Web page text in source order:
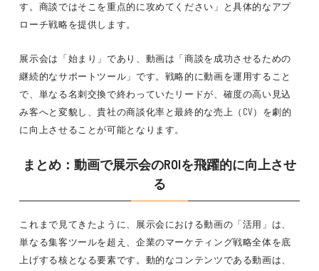
す。商談ではそこを重点的に攻めてください」と具体的なアプ
ローチ戦略を提供します。
展示会は「始まり」であり、動画は「商談を成功させるための
継続的なサポートツール」です。戦略的に動画を運用すること
で、単なる名刺交換で終わっていたリードが、確度の高い見込
み客へと変貌し、貴社の商談化率と最終的な売上（CV）を劇的
に向上させることが可能となります。
まとめ：動画で展示会のROIを飛躍的に向上させ
る
これまで見てきたように、展示会における動画の「活用」は、
単なる集客ツールを超え、企業のマーケティング戦略全体を底
上げする核となる要素です。動的なコンテンツである動画は、